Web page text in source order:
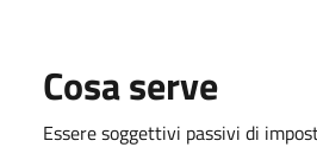
Cosa serve
Essere soggettivi passivi di